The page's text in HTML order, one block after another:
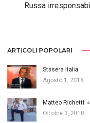
Russa
ARTICOLI POPOLARI
Stasera Italia
Agosto 1, 2018
Matteo Richetti:
Ottobre 3, 2018